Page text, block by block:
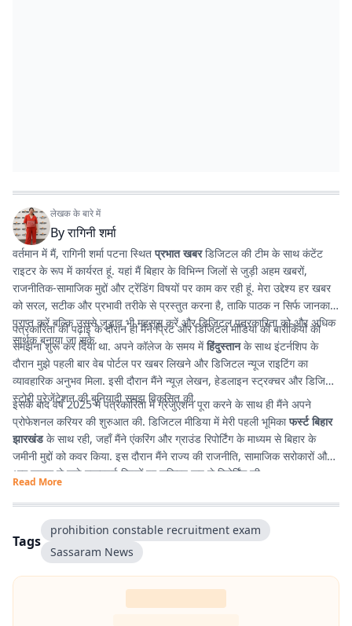
लेखक के बारे में
Byरागिनी शर्मा
वर्तमान में मैं, रागिनी शर्मा पटना स्थितप्रभात खबरडिजिटल की टीम के साथ कंटेंट
राइटर के रूप में कार्यरत हूं. यहां मैं बिहार के विभिन्न जिलों से जुड़ी अहम खबरों,
राजनीतिक-सामाजिक मुद्दों और ट्रेंडिंग विषयों पर काम कर रही हूं. मेरा उद्देश्य हर खबर
को सरल, सटीक और प्रभावी तरीके से प्रस्तुत करना है, ताकि पाठक न सिर्फ जानकारी
प्राप्त करें बल्कि उससे जुड़ाव भी महसूस करें और डिजिटल पत्रकारिता को और अधिक
सार्थक बनाया जा सके.
पत्रकारिता की पढ़ाई के दौरान ही मैंने प्रिंट और डिजिटल मीडिया की बारीकियों को
समझना शुरू कर दिया था. अपने कॉलेज के समय मेंहिंदुस्तानके साथ इंटर्नशिप के
दौरान मुझे पहली बार वेब पोर्टल पर खबर लिखने और डिजिटल न्यूज राइटिंग का
व्यावहारिक अनुभव मिला. इसी दौरान मैंने न्यूज़ लेखन, हेडलाइन स्ट्रक्चर और डिजिटल
स्टोरी प्रेजेंटेशन की बुनियादी समझ विकसित की.
इसके बाद वर्ष 2025 में पत्रकारिता में ग्रेजुएशन पूरा करने के साथ ही मैंने अपने
प्रोफेशनल करियर की शुरुआत की. डिजिटल मीडिया में मेरी पहली भूमिकाफर्स्ट बिहार
झारखंडके साथ रही, जहाँ मैंने एंकरिंग और ग्राउंड रिपोर्टिंग के माध्यम से बिहार के
जमीनी मुद्दों को कवर किया. इस दौरान मैंने राज्य की राजनीति, सामाजिक सरोकारों और
आम जनता से जुड़े महत्वपूर्ण विषयों पर सक्रिय रूप से रिपोर्टिंग की.
Read More
Tags
prohibition constable recruitment exam
Sassaram News